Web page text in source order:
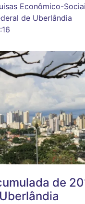
Econômico-
de Uberlândia
de